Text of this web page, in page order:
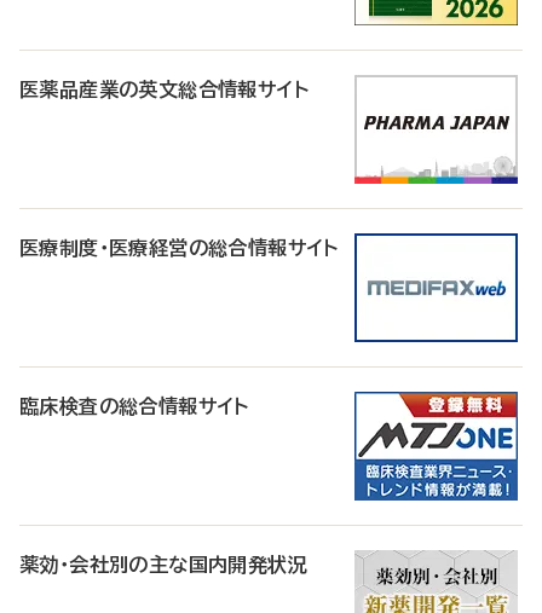
医薬品産業の英文総合情報サイト
医療制度・医療経営の総合情報サイト
臨床検査の総合情報サイト
薬効・会社別の主な国内開発状況